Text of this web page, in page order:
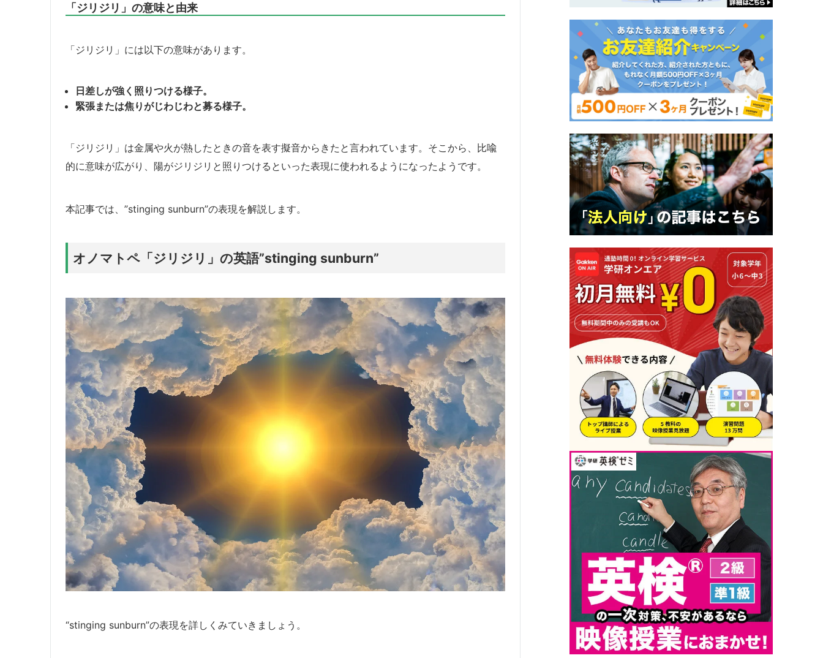
「ジリジリ」の意味と由来
「ジリジリ」には以下の意味があります。
日差しが強く照りつける様子。
緊張または焦りがじわじわと募る様子。
「ジリジリ」は金属や火が熱したときの音を表す擬音からきたと言われています。そこから、比喩
的に意味が広がり、陽がジリジリと照りつけるといった表現に使われるようになったようです。
本記事では、”stinging sunburn”の表現を解説します。
オノマトペ「ジリジリ」の英語”stinging sunburn”
“stinging sunburn”の表現を詳しくみていきましょう。